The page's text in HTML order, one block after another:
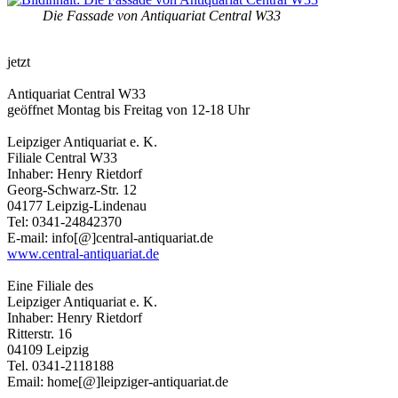
Die Fassade von Antiquariat Central W33
jetzt
Antiquariat Central W33
geöffnet Montag bis Freitag von 12-18 Uhr
Leipziger Antiquariat e. K.
Filiale Central W33
Inhaber: Henry Rietdorf
Georg-Schwarz-Str. 12
04177 Leipzig-Lindenau
Tel: 0341-24842370
E-mail: info[@]central-antiquariat.de
www.central-antiquariat.de
Eine Filiale des
Leipziger Antiquariat e. K.
Inhaber: Henry Rietdorf
Ritterstr. 16
04109 Leipzig
Tel. 0341-2118188
Email: home[@]leipziger-antiquariat.de